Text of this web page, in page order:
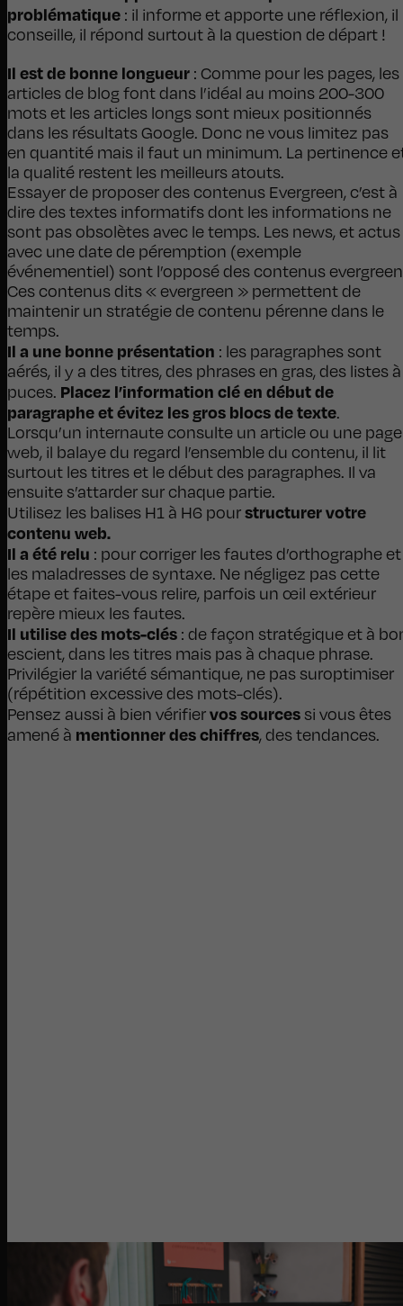
problématique : il informe et apporte une réflexion, il
conseille, il répond surtout à la question de départ !
Il est de bonne longueur : Comme pour les pages, les
articles de blog font dans l’idéal au moins 200-300
mots et les articles longs sont mieux positionnés
dans les résultats Google. Donc ne vous limitez pas
en quantité mais il faut un minimum. La pertinence
la qualité restent les meilleurs atouts.
Essayer de proposer des contenus Evergreen, c’est à
dire des textes informatifs dont les informations ne
sont pas obsolètes avec le temps. Les news, et actus
avec une date de péremption (exemple
événementiel) sont l’opposé des contenus
Ces contenus dits « evergreen » permettent de
maintenir un stratégie de contenu pérenne dans le
temps.
Il a une bonne présentation : les paragraphes sont
aérés, il y a des titres, des phrases en gras, des listes à
puces. Placez l’information clé en début de
paragraphe et évitez les gros blocs de texte.
Lorsqu’un internaute consulte un article ou une page
web, il balaye du regard l’ensemble du contenu, il lit
surtout les titres et le début des paragraphes. Il va
ensuite s’attarder sur chaque partie.
Utilisez les balises H1 à H6 pourstructurer votre
contenu web.
Il a été relu : pour corriger les fautes d’orthographe et
les maladresses de syntaxe. Ne négligez pas cette
étape et faites-vous relire, parfois un œil extérieur
repère mieux les fautes.
Il utilise des mots-clés : de façon stratégique et à
escient, dans les titres mais pas à chaque phrase.
Privilégier la variété sémantique, ne pas suroptimiser
(répétition excessive des mots-clés).
Pensez aussi à bien vérifiervos sources si vous êtes
amené à mentionner des chiffres, des tendances.